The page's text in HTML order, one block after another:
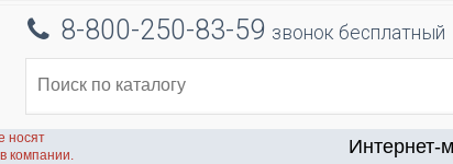
8-800-250-83-59 звонок бесплатный
носят
компании.
Интернет-